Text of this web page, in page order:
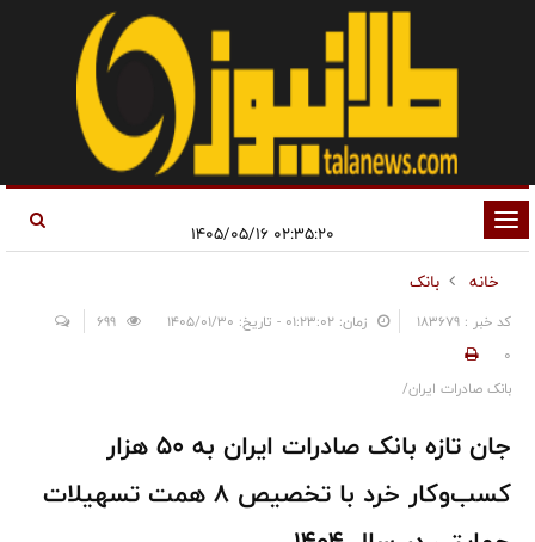
تغییر
وضعیت
ناوبری
خانه
بانک
کد خبر : 183679 زمان: ۰۱:۲۳:۰۲ - تاریخ: ۱۴۰۵/۰۱/۳۰
0
بانک صادرات ایران/
جان تازه بانک صادرات ایران به ۵۰ هزار
کسب‌وکار خرد با تخصیص ۸ همت تسهیلات